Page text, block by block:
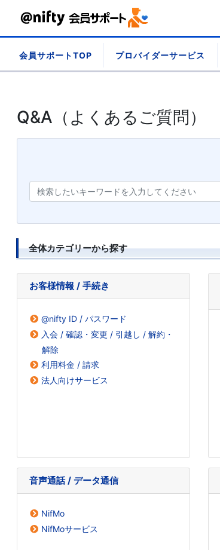
会員サポートTOP プロバイダーサービス
Q&A（よくあるご質問）
全体カテゴリーから探す
お客様情報 / 手続き
@nifty ID / パスワード
入会 / 確認・変更 / 引越し / 解約・
解除
利用料金 / 請求
法人向けサービス
音声通話 / データ通信
NifMo
NifMoサービス